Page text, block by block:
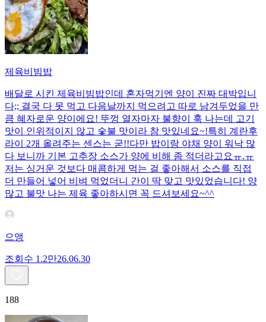
제육비빔밥
배달로 시킨 제육비빔밥인데 혼자먹기엔 양이 진짜 대박입니
다;; 결국 다 못 먹고 다음날까지 먹으려고 따로 남겨두었을 만
큼 혜자로운 양이에요! 뚜껑 열자마자 불향이 훅 나는데 고기
맛이 인위적이지 않고 숯불 맛이라 참 맛있네요~!특히 계란후
라이 2개 올려주는 센스는 굳!! ​다만 밥이랑 야채 양이 워낙 많
다 보니까 기본 고추장 소스가 양에 비해 좀 적더라고요ㅠ.ㅠ
저는 싱거운 것보다 매콤하게 먹는 걸 좋아해서 소스를 직접
더 만들어 넣어 비벼 먹었더니 간이 딱 맞고 맛있었습니다! 양
많고 불맛 나는 제육 좋아하시면 꼭 드셔보세요~^^
으앵
조회수 1.2만26.06.30
188